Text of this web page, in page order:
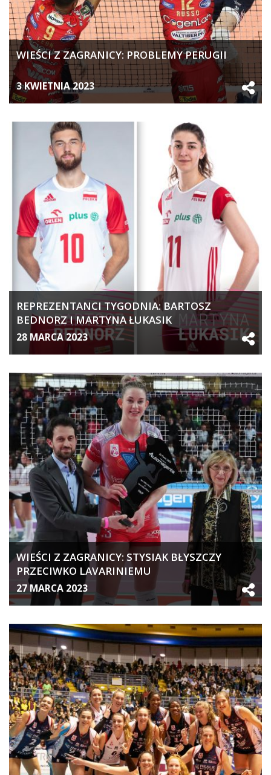
WIEŚCI Z ZAGRANICY: PROBLEMY PERUGII
3 KWIETNIA 2023
REPREZENTANCI TYGODNIA: BARTOSZ
BEDNORZ I MARTYNA ŁUKASIK
28 MARCA 2023
WIEŚCI Z ZAGRANICY: STYSIAK BŁYSZCZY
PRZECIWKO LAVARINIEMU
27 MARCA 2023